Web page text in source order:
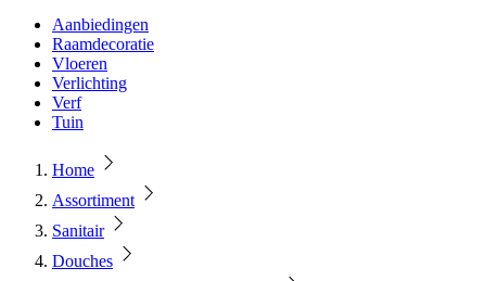
Aanbiedingen
Raamdecoratie
Vloeren
Verlichting
Verf
Tuin
Home
Assortiment
Sanitair
Douches